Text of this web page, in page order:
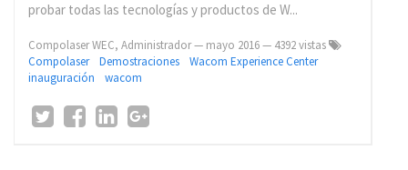
probar todas las tecnologías y productos de W...
Compolaser WEC, Administrador— mayo 2016— 4392 vistas
Compolaser
Demostraciones
Wacom Experience Center
inauguración
wacom